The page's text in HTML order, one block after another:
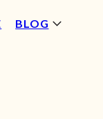
BLOG